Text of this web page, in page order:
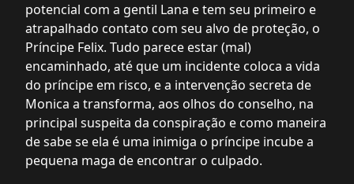
potencial com a gentil Lana e tem seu primeiro e
atrapalhado contato com seu alvo de proteção, o
Príncipe Felix. Tudo parece estar (mal)
encaminhado, até que um incidente coloca a vida
do príncipe em risco, e a intervenção secreta de
Monica a transforma, aos olhos do conselho, na
principal suspeita da conspiração e como maneira
de sabe se ela é uma inimiga o príncipe incube a
pequena maga de encontrar o culpado.